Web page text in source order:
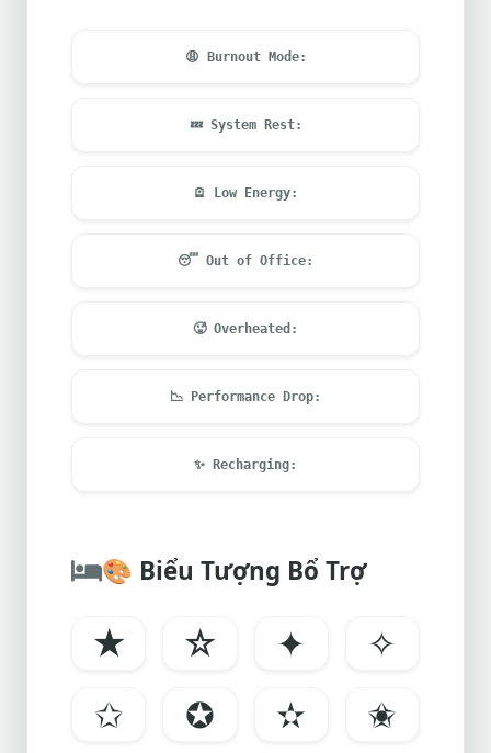
😩 Burnout Mode:
💤System Rest:
🪫 Low Energy:
😴 Out of Office:
🥵Overheated:
📉 Performance Drop:
✨ Recharging:
🎨 Biểu Tượng Bổ Trợ
★ ☆ ✦
✧
✩
✪ ✫
✬